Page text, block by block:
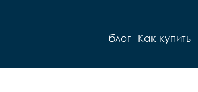
блог Как купить